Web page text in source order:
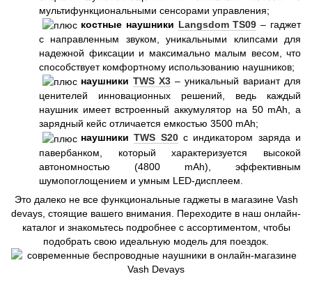
мультифункциональными сенсорами управления;
костные наушники Langsdom TS09 – гаджет
с направленным звуком, уникальными клипсами для
надежной фиксации и максимально малым весом, что
способствует комфортному использованию наушников;
наушники TWS X3 – уникальный вариант для
ценителей инновационных решений, ведь каждый
наушник имеет встроенный аккумулятор на 50 mAh, а
зарядный кейс отличается емкостью 3500 mAh;
наушникиTWS S20с индикатором заряда и
павербанком, который характеризуется высокой
автономностью (4800 mAh), эффективным
шумопоглощением и умным LED-дисплеем.
Это далеко не все функциональные гаджеты в магазине Vash
devays, стоящие вашего внимания. Переходите в наш онлайн-
каталог и знакомьтесь подробнее с ассортиментом, чтобы
подобрать свою идеальную модель для поездок.